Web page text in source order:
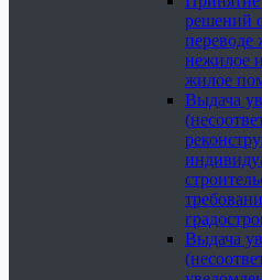
решений
переводе
нежилое
жилое
Выдача
Выдача